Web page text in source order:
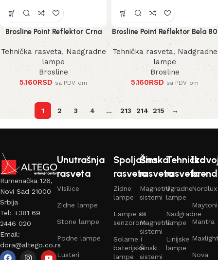
Brosline Point Reflektor Crna
80 mm 115 mm
Tehnička rasveta,Nadgradne
lampe
Brosline
5.160RSD sa PDV-om
Brosline Point Reflektor Bela 80
mm 115 mm
Tehnička rasveta, Nadgradne
lampe
Brosline
5.160RSD sa PDV-om
1 2 3 4 … 213 214 215 →
Rumenačka 126,
Novi Sad 21000
Srbija
Tel: +381 69
2446 020
Email:
dora@altego.co.rs
Unutrašnja
rasveta
VIsilice
Zidne lampe
Stone lampe
Podne lampe
Lusteri
Spoljašna
rasveta
Zidne
lampe
Lampe sa
senzorom
Solarne i
baterijske
lampe
Šinska
rasveta
Magnetni
sistemi
IP
Magnetni
sistemi
Šinski
sistemi
Tehnička
rasveta
Ugradne
lampe
Nadgradne
lampe
Linijske
lampe
Nordlux
Maytoni
Mantra
Nova